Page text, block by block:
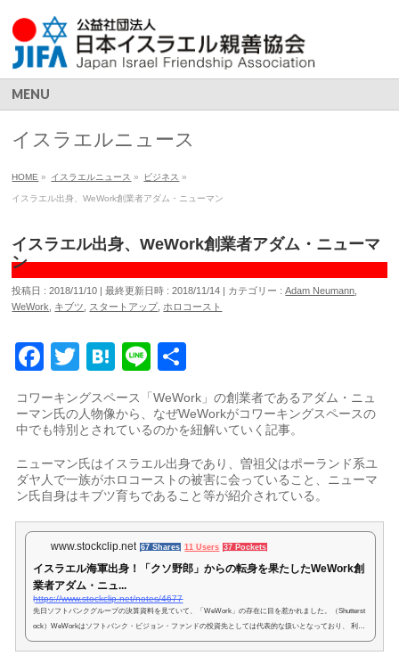
MENU
イスラエルニュース
HOME » イスラエルニュース » ビジネス »
イスラエル出身、WeWork創業者アダム・ニューマン
イスラエル出身、WeWork創業者アダム・ニューマ
ン
投稿日 : 2018/11/10 最終更新日時 : 2018/11/14 カテゴリー :Adam Neumann
WeWork
キブツ スタートアップ, ホロコースト
Facebook
Twitter
Hatena
Line
有
コワーキングスペース「WeWork」の創業者であるアダム・ニュ
ーマン氏の人物像から、なぜWeWorkがコワーキングスペースの
中でも特別とされているのかを紐解いていく記事。
ニューマン氏はイスラエル出身であり、曽祖父はポーランド系ユ
ダヤ人で一族がホロコーストの被害に会っていること、ニューマ
ン氏自身はキブツ育ちであること等が紹介されている。
www.stockclip.net 67 Shares 11 Users 37 Pockets
イスラエル海軍出身！「クソ野郎」からの転身を果たしたWeWork創
業者アダム・ニュ...
https://www.stockclip.net/notes/4677
先日ソフトバンクグループの決算資料を見ていて、「WeWork」の存在に目を惹かれました。（Shutterst
ock）WeWorkはソフトバンク・ビジョン・ファンドの投資先としては代表的な扱いとなっており、 利用
する「メンバー」の数も前年比2倍以上の成長を続けています。